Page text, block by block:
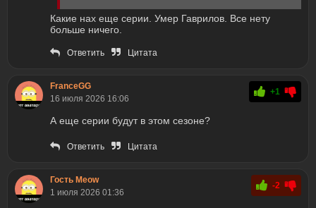
Какие нах еще серии. Умер Гаврилов. Все нету
больше ничего.
Ответить Цитата
FranceGG
16 июля 2026 16:06
+1
А еще серии будут в этом сезоне?
Ответить Цитата
Гость Meow
1 июля 2026 01:36
-2